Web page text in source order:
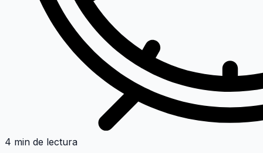
4 min de lectura